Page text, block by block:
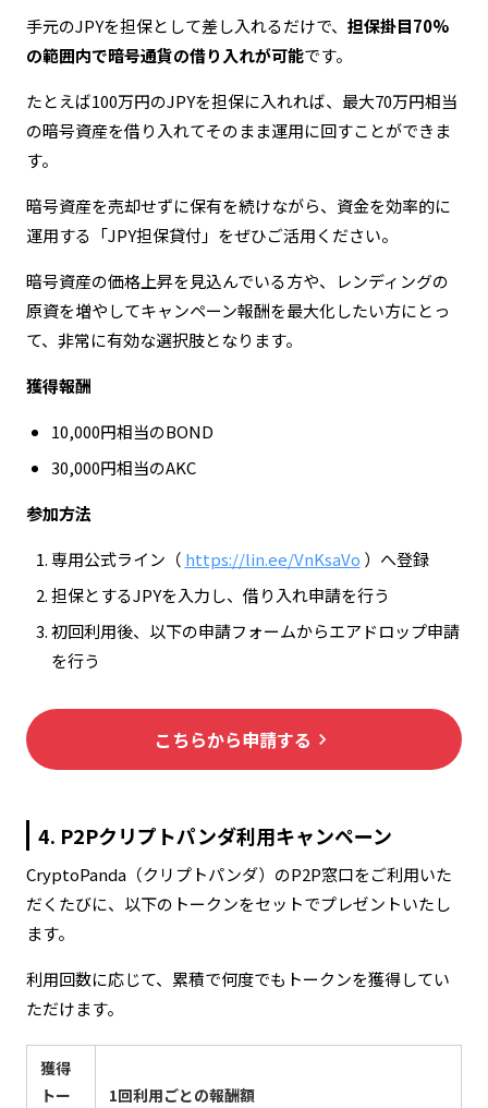
手元のJPYを担保として差し入れるだけで、 担保掛目70%
の範囲内で暗号通貨の借り入れが可能です。
たとえば100万円のJPYを担保に入れれば、最大70万円相当
の暗号資産を借り入れてそのまま運用に回すことができま
す。
暗号資産を売却せずに保有を続けながら、資金を効率的に
運用する「JPY担保貸付」をぜひご活用ください。
暗号資産の価格上昇を見込んでいる方や、レンディングの
原資を増やしてキャンペーン報酬を最大化したい方にとっ
て、非常に有効な選択肢となります。
獲得報酬
10,000円相当のBOND
30,000円相当のAKC
参加方法
専用公式ライン（ https://lin.ee/VnKsaVo ）へ登録
担保とするJPYを入力し、借り入れ申請を行う
初回利用後、以下の申請フォームからエアドロップ申請
を行う
こちらから申請する keyboard_arrow_right
4. P2Pクリプトパンダ利用キャンペーン
CryptoPanda（クリプトパンダ）のP2P窓口をご利用いた
だくたびに、以下のトークンをセットでプレゼントいたし
ます。
利用回数に応じて、累積で何度でもトークンを獲得してい
ただけます。
獲得
トー
1回利用ごとの報酬額